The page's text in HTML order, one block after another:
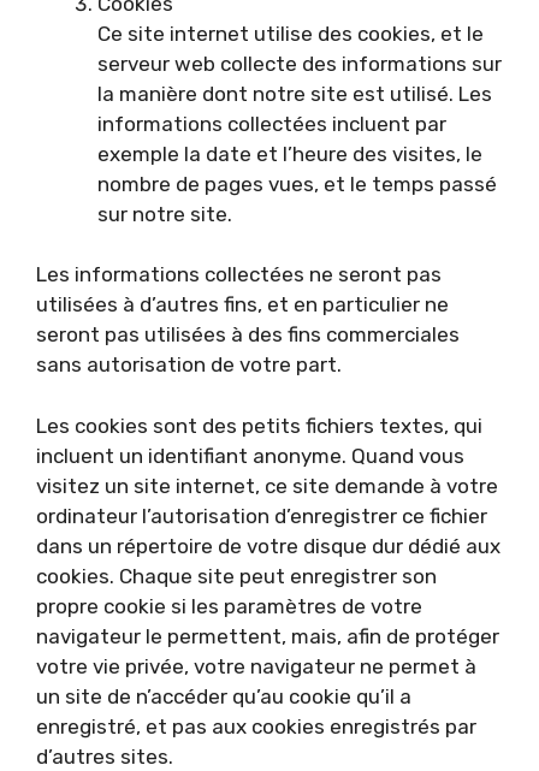
Ce site internet utilise des cookies, et le
serveur web collecte des informations sur
la manière dont notre site est utilisé. Les
informations collectées incluent par
exemple la date et l’heure des visites, le
nombre de pages vues, et le temps passé
sur notre site.
Les informations collectées ne seront pas
utilisées à d’autres fins, et en particulier ne
seront pas utilisées à des fins commerciales
sans autorisation de votre part.
Les cookies sont des petits fichiers textes, qui
incluent un identifiant anonyme. Quand vous
visitez un site internet, ce site demande à votre
ordinateur l’autorisation d’enregistrer ce fichier
dans un répertoire de votre disque dur dédié aux
cookies. Chaque site peut enregistrer son
propre cookie si les paramètres de votre
navigateur le permettent, mais, afin de protéger
votre vie privée, votre navigateur ne permet à
un site de n’accéder qu’au cookie qu’il a
enregistré, et pas aux cookies enregistrés par
d’autres sites.